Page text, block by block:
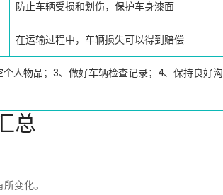
防止车辆受损和划伤，保护车身漆面
在运输过程中，车辆损失可以得到赔偿
人物品；3、做好车辆检查记录；4、保持良好沟
总
变化。